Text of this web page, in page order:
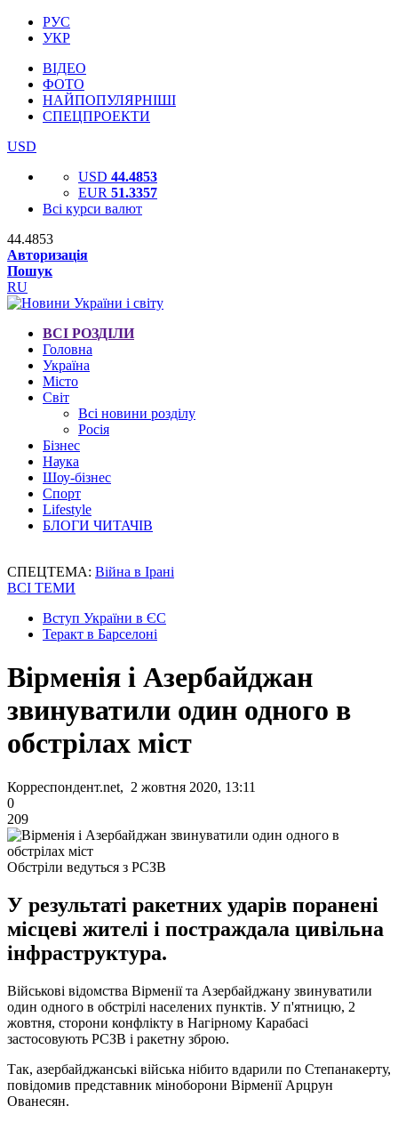
РУС
УКР
ВІДЕО
ФОТО
НАЙПОПУЛЯРНІШІ
СПЕЦПРОЕКТИ
USD
USD 44.4853
EUR 51.3357
Всі курси валют
44.4853
Авторизація
Пошук
RU
ВСІ РОЗДІЛИ
Головна
Україна
Місто
Світ
Всі новини розділу
Росія
Бізнес
Наука
Шоу-бізнес
Спорт
Lifestyle
БЛОГИ ЧИТАЧІВ
СПЕЦТЕМА: Війна в Ірані
ВСІ ТЕМИ
Вступ України в ЄС
Теракт в Барселоні
Вірменія і Азербайджан
звинуватили один одного в
обстрілах міст
Корреспондент.net, 2 жовтня 2020, 13:11
0
209
Обстріли ведуться з РСЗВ
У результаті ракетних ударів поранені
місцеві жителі і постраждала цивільна
інфраструктура.
Військові відомства Вірменії та Азербайджану звинуватили
один одного в обстрілі населених пунктів. У п'ятницю, 2
жовтня, сторони конфлікту в Нагірному Карабасі
застосовують РСЗВ і ракетну зброю.
Так, азербайджанські війська нібито вдарили по Степанакерту,
повідомив представник міноборони Вірменії Арцрун
Ованесян.